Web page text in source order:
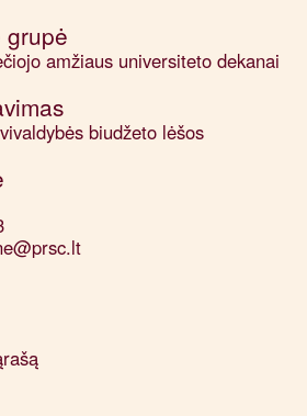
grupė
amžiaus universiteto dekanai
biudžeto lėšos